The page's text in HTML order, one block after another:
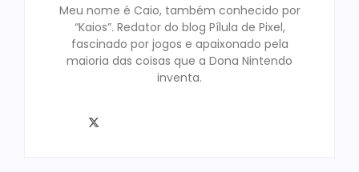
Meu nome é Caio, também conhecido por
“Kaios”. Redator do blog Pílula de Pixel,
fascinado por jogos e apaixonado pela
maioria das coisas que a Dona Nintendo
inventa.